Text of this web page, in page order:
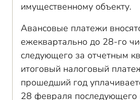
имущественному объекту.
Авансовые платежи
ежеквартально до 28-го
следующего за отчетным
итоговый налоговый
прошедший год
28 февраля последующего